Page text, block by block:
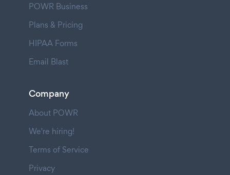
POWR Business
Plans & Pricing
HIPAA Forms
Email Blast
Company
About POWR
We're hiring!
Terms of Service
Privacy